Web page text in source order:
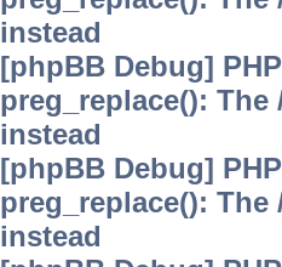
instead
[phpBB Debug]
preg_replace():
instead
[phpBB Debug]
preg_replace():
instead